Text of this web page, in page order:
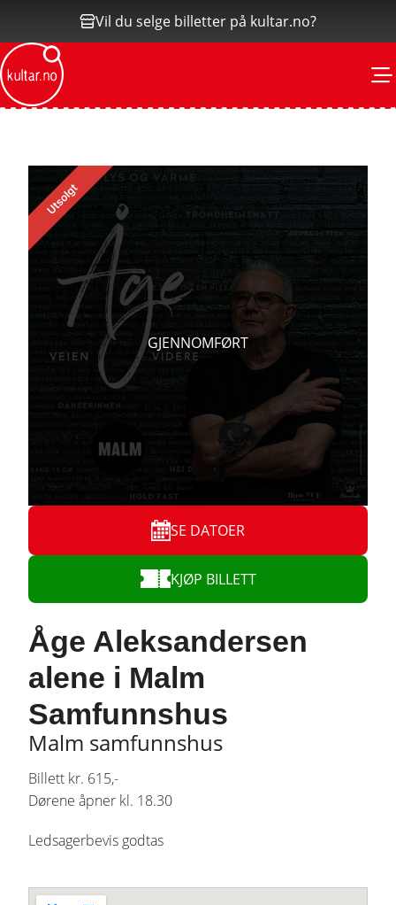
Vil du selge billetter på kultar.no?
Åge Aleksandersen
alene i Malm
Samfunnshus
Malm samfunnshus
Billett kr. 615,-
Dørene åpner kl. 18.30
Ledsagerbevis godtas
SE DATOER
KJØP BILLETT